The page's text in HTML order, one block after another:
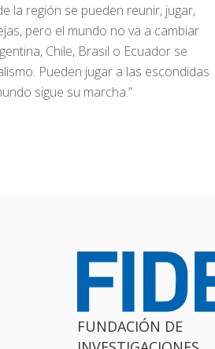
la región se pueden reunir, jugar,
pero el mundo no va a cambiar
Chile, Brasil o Ecuador se
Pueden jugar a las escondidas
sigue su marcha.”
FUNDACIÓN DE